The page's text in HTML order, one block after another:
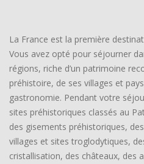
La France est la première
Vous avez opté pour séjourner
régions, riche d’un patrimoine
préhistoire, de ses villages et
gastronomie. Pendant votre
sites préhistoriques classés au
des gisements préhistoriques,
villages et sites troglodytiques,
cristallisation, des châteaux, des